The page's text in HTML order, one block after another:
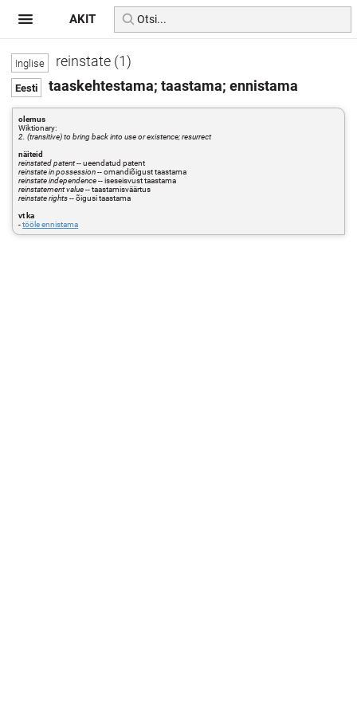
reinstate (1)
taaskehtestama; taastama; ennistama
olemus
Wiktionary:
2. (transitive) to bring back into use or existence; resurrect
näiteid
reinstated patent-- ueendatud patent
reinstate in possession-- omandiõigust taastama
reinstate independence-- iseseisvust taastama
reinstatement value-- taastamisväärtus
reinstate rights-- õigusi taastama
vt ka
-tööle ennistama
AKIT